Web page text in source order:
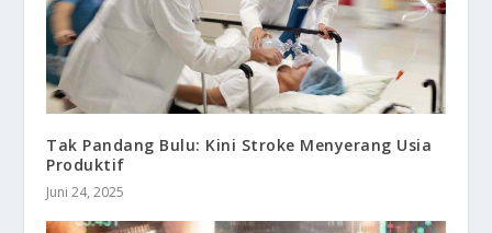
Tak Pandang Bulu: Kini Stroke Menyerang Usia
Produktif
Juni 24, 2025